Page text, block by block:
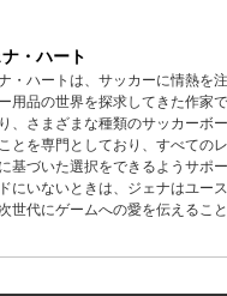
・ハート
・ハートは、サッカーに情熱を
用品の世界を探求してきた作家
、さまざまな種類のサッカーボ
とを専門としており、すべての
基づいた選択をできるようサポ
にいないときは、ジェナはユー
世代にゲームへの愛を伝えるこ